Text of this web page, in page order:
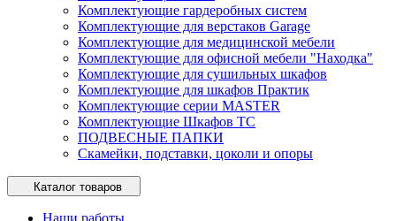
Комплектующие гардеробных систем
Комплектующие для верстаков Garage
Комплектующие для медицинской мебели
Комплектующие для офисной мебели "Находка"
Комплектующие для сушильных шкафов
Комплектующие для шкафов Практик
Комплектующие серии MASTER
Комплектующие Шкафов ТС
ПОДВЕСНЫЕ ПАПКИ
Скамейки, подставки, цоколи и опоры
Каталог товаров
Наши работы